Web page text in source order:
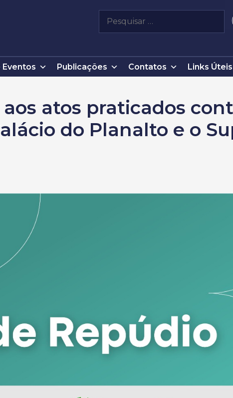
por:
Eventos Publicações Contatos Links Úteis
atos praticados
do Planalto e o